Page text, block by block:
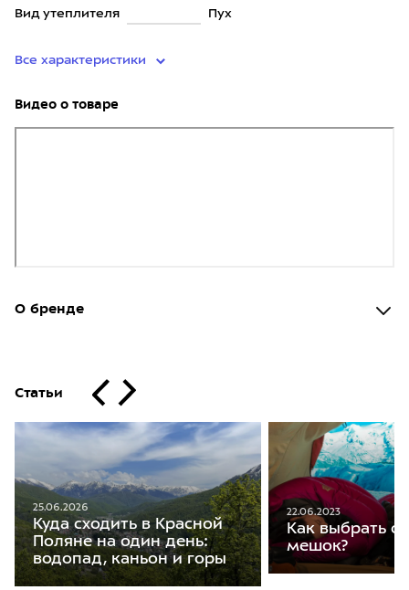
Вид утеплителя Пух
Все характеристики
Видео о товаре
О бренде
Статьи
25.06.2026
Куда сходить в Красной
Поляне на один день:
водопад, каньон и горы
22.06.2023
Как выбрать
мешок?